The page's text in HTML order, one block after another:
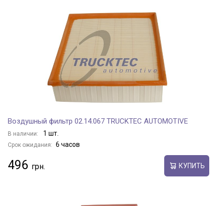
Воздушный фильтр 02.14.067 TRUCKTEC AUTOMOTIVE
В наличии: 1 шт.
Срок ожидания: 6 часов
496 КУПИТЬ